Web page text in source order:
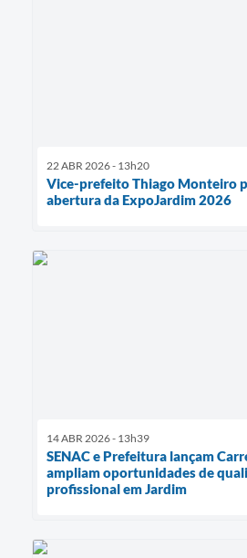
22 ABR 2026 - 13h20
Vice-prefeito Thiago Monteiro
abertura da ExpoJardim 2026
14 ABR 2026 - 13h39
SENAC e Prefeitura lançam
ampliam oportunidades de
profissional em Jardim